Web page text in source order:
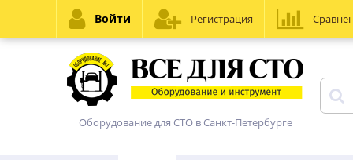
Оборудование для СТО в Санкт-Петербурге
Войти Регистрация